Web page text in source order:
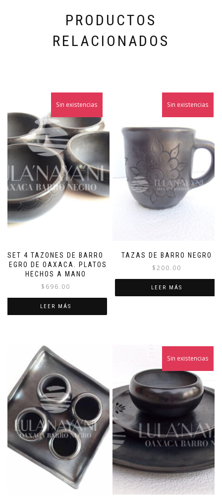
PRODUCTOS
RELACIONADOS
SET 4 TAZONES DE BARRO
NEGRO DE OAXACA. PLATOS
HECHOS A MANO
$ 696.00
Sin existencias
LEER MÁS
TAZAS DE BARRO NEGRO
$200.00
Sin existencias
LEER MÁS
Sin existencias